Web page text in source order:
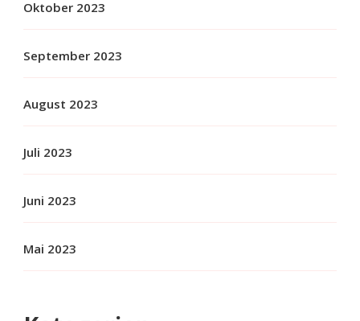
Oktober 2023
September 2023
August 2023
Juli 2023
Juni 2023
Mai 2023